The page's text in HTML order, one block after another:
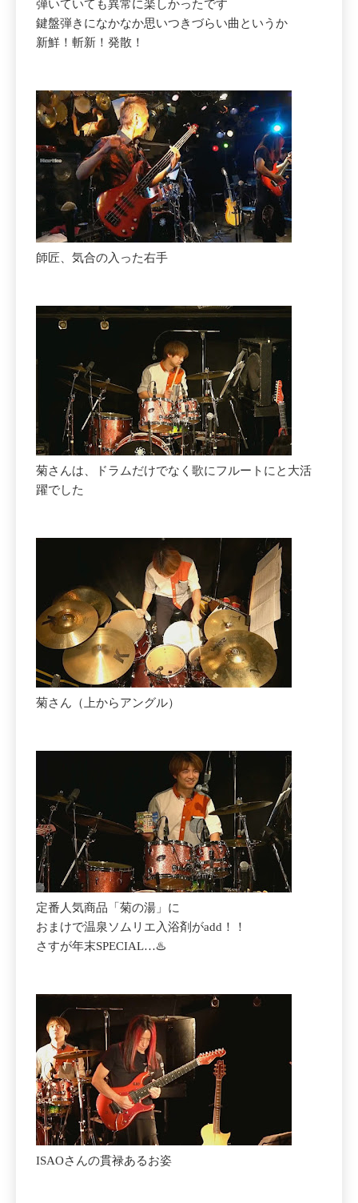
弾いていても異常に楽しかったです
鍵盤弾きになかなか思いつきづらい曲というか
新鮮！斬新！発散！
師匠、気合の入った右手
菊さんは、ドラムだけでなく歌にフルートにと大活
躍でした
菊さん（上からアングル）
定番人気商品「菊の湯」に
おまけで温泉ソムリエ入浴剤がadd！！
さすが年末SPECIAL…♨️
ISAOさんの貫禄あるお姿